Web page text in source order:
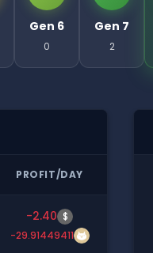
Gen 6
0
Gen 7
2
PROFIT/DAY
-2.40 $
-29.91449411